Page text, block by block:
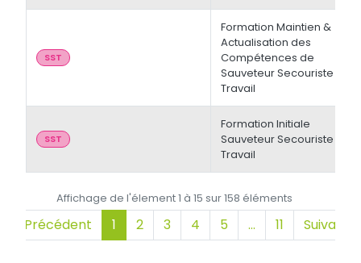
SST
Formation Maintien &
Actualisation des
Compétences de
Sauveteur Secouriste du
Travail
SST
Formation Initiale
Sauveteur Secouriste du
Travail
Affichage de l'élement 1 à 15 sur 158 éléments
Précédent 1 2 3 4 5 … 11 Suivant